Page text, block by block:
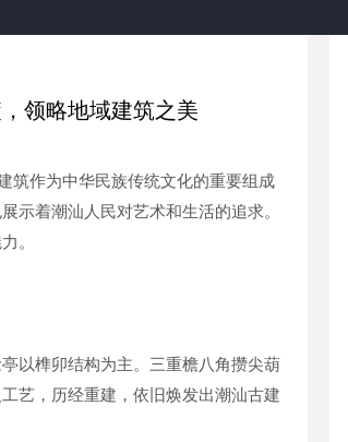
领略地域建筑之美
筑作为中华民族传统文化的重要组成
示着潮汕人民对艺术和生活的追求。
。
以榫卯结构为主。三重檐八角攒尖葫
艺，历经重建，依旧焕发出潮汕古建